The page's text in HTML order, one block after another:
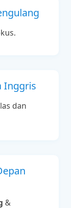
Inggris
dan
&